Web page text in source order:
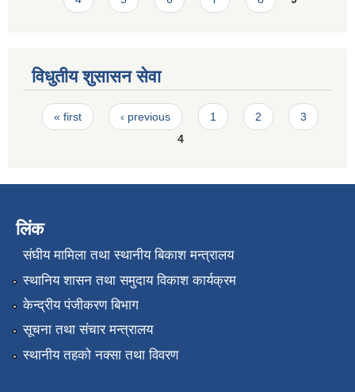
विधुतीय शुसासन सेवा
Pages
« first ‹ previous 1 2
3
4
लिंक
संघीय मामिला तथा स्थानीय बिकाश मन्त्रालय
स्थानिय शासन तथा समुदाय विकाश कार्यक्रम
केन्द्रीय पंजीकरण बिभाग
सूचना तथा संचार मन्त्रालय
स्थानीय तहको नक्सा तथा विवरण